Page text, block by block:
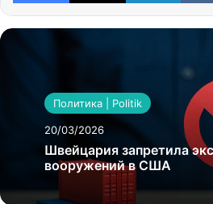
Политика | Politik
20/03/2026
Швейцария запретила
вооружений в США